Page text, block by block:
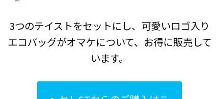
3つのテイストをセットにし、可愛いロゴ入り
エコバッグがオマケについて、お得に販売して
います。